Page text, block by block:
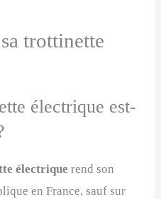
trottinette
électrique est-
électrique rend son
en France, sauf sur